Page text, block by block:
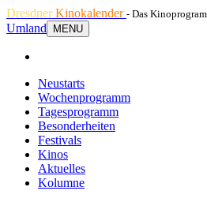
DresdnerKinokalender - Das
Umland
MENU
Neustarts
Wochenprogramm
Tagesprogramm
Besonderheiten
Festivals
Kinos
Aktuelles
Kolumne